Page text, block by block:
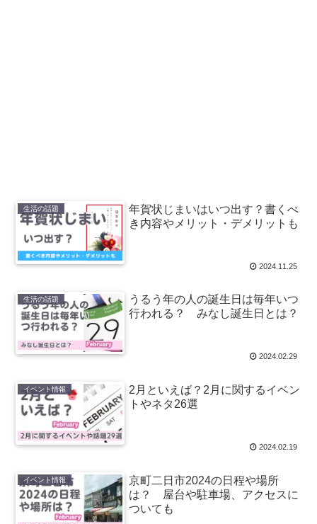
生活の話題
年賀状じまいはいつ出す？書くべ
き内容やメリット・デメリットも
2024.11.25
生活の話題
うるう年の人の誕生日は毎年いつ
行われる？ みなし誕生日とは？
2024.02.29
イベント情報
2月といえば？2月に関するイベン
トやネタ26選
2024.02.19
イベント情報
京町二日市2024の日程や場所
は？ 屋台や駐車場、アクセスに
ついても